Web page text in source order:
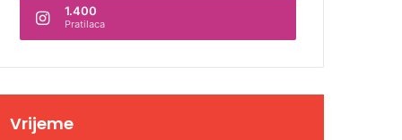
1.400
Pratilaca
Vrijeme